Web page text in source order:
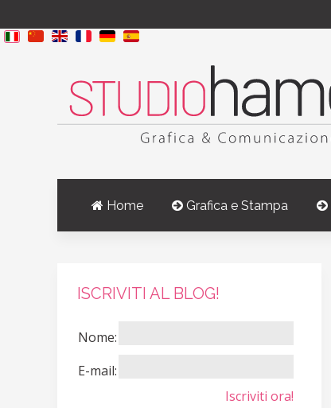
Home Grafica e Stampa
ISCRIVITI AL BLOG!
Nome:
E-mail:
Iscriviti ora!